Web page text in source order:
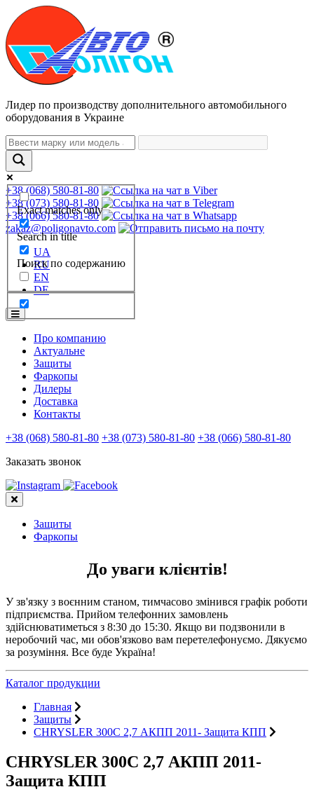
Лидер по производству дополнительного автомобильного
оборудования в Украине
Exact matches only
Search in title
Поиск по содержанию
+38 (068) 580-81-80
+38 (073) 580-81-80
+38 (066) 580-81-80
zakaz@poligonavto.com
UA
RU
EN
DE
Про компанию
Актуальне
Защиты
Фаркопы
Дилеры
Доставка
Контакты
+38 (068) 580-81-80 +38 (073) 580-81-80 +38 (066) 580-81-80
Заказать звонок
Защиты
Фаркопы
До уваги клієнтів!
У зв'язку з воєнним станом, тимчасово змінився графік роботи
підприємства. Прийом телефонних замовлень
здійснюватиметься з 8:30 до 15:30. Якщо ви подзвонили в
неробочий час, ми обов'язково вам перетелефонуємо. Дякуємо
за розуміння. Все буде Україна!
Каталог продукции
Главная
Защиты
CHRYSLER 300C 2,7 АКПП 2011- Защита КПП
CHRYSLER 300C 2,7 АКПП 2011-
Защита КПП